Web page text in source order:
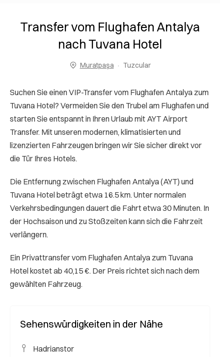
Transfer vom Flughafen Antalya
nach Tuvana Hotel
Muratpaşa Tuzcular
Suchen Sie einen VIP-Transfer vom Flughafen Antalya zum
Tuvana Hotel? Vermeiden Sie den Trubel am Flughafen und
starten Sie entspannt in Ihren Urlaub mit AYT Airport
Transfer. Mit unseren modernen, klimatisierten und
lizenzierten Fahrzeugen bringen wir Sie sicher direkt vor
die Tür Ihres Hotels.
Die Entfernung zwischen Flughafen Antalya (AYT) und
Tuvana Hotel beträgt etwa 16.5 km. Unter normalen
Verkehrsbedingungen dauert die Fahrt etwa 30 Minuten. In
der Hochsaison und zu Stoßzeiten kann sich die Fahrzeit
verlängern.
Ein Privattransfer vom Flughafen Antalya zum Tuvana
Hotel kostet ab 40,15 €. Der Preis richtet sich nach dem
gewählten Fahrzeug.
Sehenswürdigkeiten in der Nähe
Hadrianstor